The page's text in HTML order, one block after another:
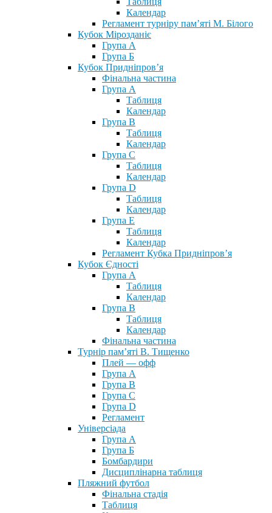
Календар
Регламент турніру пам’яті М. Білого
Кубок Мірозданіє
Група А
Група Б
Кубок Придніпров’я
Фінальна частина
Група А
Таблиця
Календар
Група В
Таблиця
Календар
Група С
Таблиця
Календар
Група D
Таблиця
Календар
Група Е
Таблиця
Календар
Регламент Кубка Придніпров’я
Кубок Єдності
Група А
Таблиця
Календар
Група В
Таблиця
Календар
Фінальна частина
Турнір пам’яті В. Тищенко
Плей — офф
Група А
Група B
Група С
Група D
Регламент
Універсіада
Група А
Група Б
Бомбардири
Дисциплінарна таблиця
Пляжний футбол
Фінальна стадія
Таблиця